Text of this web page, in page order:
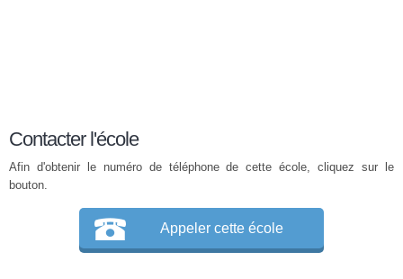
Contacter l'école
Afin d'obtenir le numéro de téléphone de cette école, cliquez sur le
bouton.
Appeler cette école